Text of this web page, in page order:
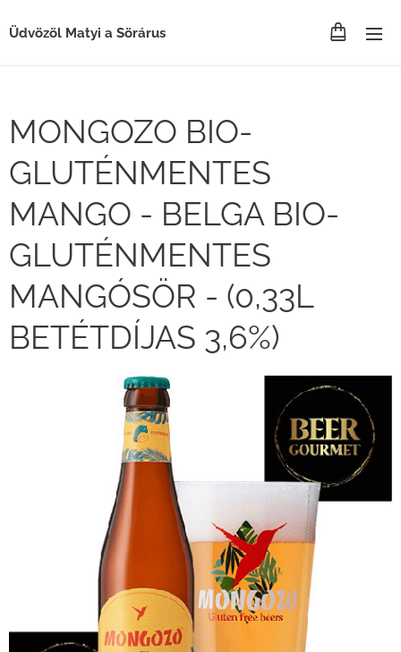
Üdvözöl Matyi a Sörárus
MONGOZO BIO-
GLUTÉNMENTES
MANGO - BELGA BIO-
GLUTÉNMENTES
MANGÓSÖR - (0,33L
BETÉTDÍJAS 3,6%)